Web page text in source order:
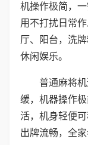
机操作极简，
用不打扰日常
厅、阳台，洗
休闲娱乐。
普通麻将
缓，机器操作
活，机身轻便
出牌流畅，全家